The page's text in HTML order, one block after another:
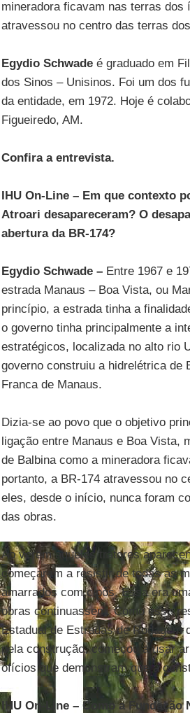
mineradora ficavam nas terras
atravessou no centro das terras
Egydio Schwadeé graduado em
dos Sinos – Unisinos. Foi um dos
da entidade, em 1972. Hoje é
Figueiredo, AM.
Confira a entrevista.
IHU On-Line – Em que contexto
Atroari desapareceram? O
abertura da BR-174?
Egydio Schwade – Entre 1967 e
estrada Manaus – Boa Vista, ou
princípio, a estrada tinha a
o governo tinha principalmente a
estratégicos, localizada no alto rio
governo construiu a hidrelétrica de
Franca de Manaus.
Dizia-se ao povo que o objetivo
ligação entre Manaus e Boa Vista,
de Balbina como a mineradora
portanto, a BR-174 atravessou no
eles, desde o início, nunca foram
das obras.
Ao verem aqueles tratores
começaram a resistir de todas as
amarrados com cipós. Essa era
obras continuassem. Como essa
Estadual de Estradas de Rodagem
pela construção, começou a usar
ofícios que demonstram que a
IHU On-Line – Como a